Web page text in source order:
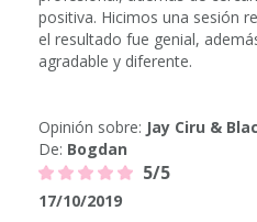
positiva. Hicimos una sesión
el resultado fue genial,
agradable y diferente.
Opinión sobre: Jay Ciru &
De: Bogdan
5/5
17/10/2019